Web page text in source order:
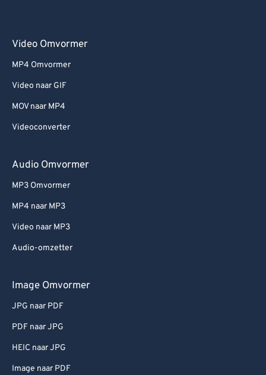
Video Omvormer
MP4 Omvormer
Video naar GIF
MOV naar MP4
Videoconverter
Audio Omvormer
MP3 Omvormer
MP4 naar MP3
Video naar MP3
Audio-omzetter
Image Omvormer
JPG naar PDF
PDF naar JPG
HEIC naar JPG
Image naar PDF